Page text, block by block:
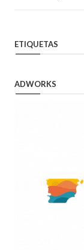
ETIQUETAS
ADWORKS